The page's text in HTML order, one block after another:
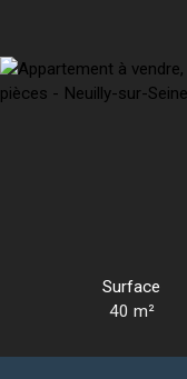
Surface
40 m²